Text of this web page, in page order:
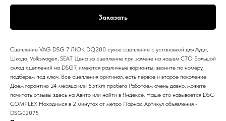
Заказать
Сцепление VAG DSG 7 ЛЮК DQ200 сухое сцепление с установкой для Ауди,
Шкода, Volkswagen, SEAT Цена за сцепление при замене на нашем СТО Большой
склад сцеплений на DSG7, имеются различные варианты, звоните по номеру,
подберем под ключ. Все сцепления оригинал, есть первое и второе поколение
Даем гарантию 24 месяца или 55т.km пробега Работаем очень давно, можете
почитать отзывы здесь на Авито или найти в Яндексе. Наше сто называется DSG
COMPLEX Находимся в 2 минутах от метро Парнас Артикул объявления -
DSG02075